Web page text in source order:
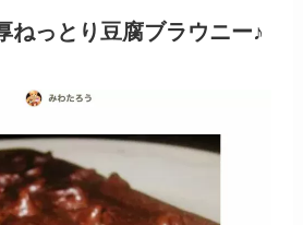
ねっとり豆腐ブラウニー♪